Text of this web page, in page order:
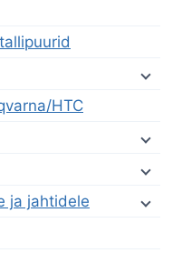
HTC
ja jahtidele